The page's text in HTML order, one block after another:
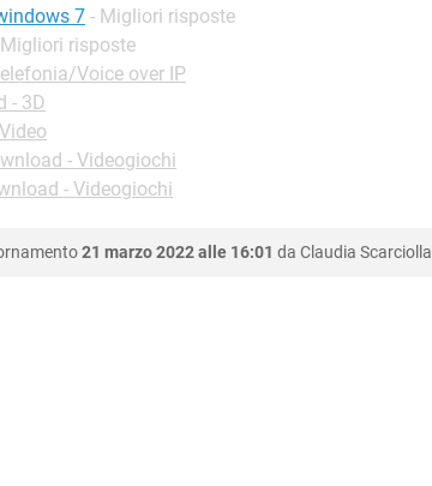
7 - Migliori risposte
risposte
Voice over IP
- 3D
- Videogiochi
- Videogiochi
21 marzo 2022 alle 16:01 da Claudia Scarciolla